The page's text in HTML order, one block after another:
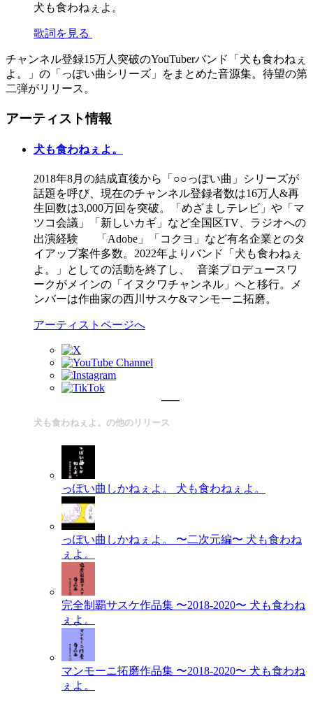
犬も食わねぇよ。
歌詞を見る
チャンネル登録15万人突破のYouTuberバンド「犬も食わねぇ
よ。」の「っぽい曲シリーズ」をまとめた音源集。待望の第
二弾がリリース。
アーティスト情報
犬も食わねぇよ。
2018年8月の結成直後から「○○っぽい曲」シリーズが
話題を呼び、現在のチャンネル登録者数は16万人&再
生回数は3,000万回を突破。「めざましテレビ」や「マ
ツコ会議」「新しいカギ」など全国区TV、ラジオへの
出演経験 「Adobe」「コクヨ」など有名企業とのタ
イアップ案件多数。2022年よりバンド「犬も食わねぇ
よ。」としての活動を終了し、 音楽プロデュースワ
ークがメインの「イヌクワチャンネル」へと移行。メ
ンバーは作曲家の西川サスケ&マンモーニ拓磨。
アーティストページへ
犬も食わねぇよ。の他のリリース
っぽい曲しかねぇよ。 犬も食わねぇよ。
っぽい曲しかねぇよ。 〜二次元編〜 犬も食わね
ぇよ。
完全制覇サスケ作品集 〜2018-2020〜 犬も食わね
ぇよ。
マンモーニ拓磨作品集 〜2018-2020〜 犬も食わね
ぇよ。